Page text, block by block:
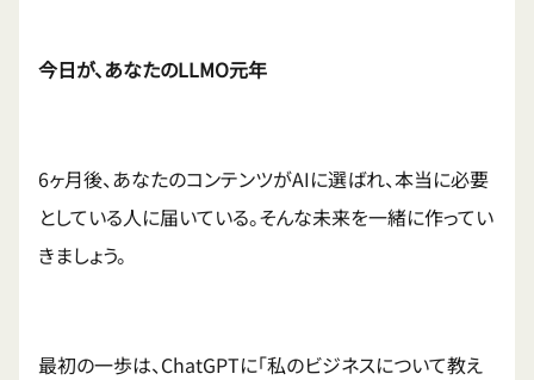
今日が、あなたのLLMO元年
6ヶ月後、あなたのコンテンツがAIに選ばれ、本当に必要
としている人に届いている。そんな未来を一緒に作ってい
きましょう。
最初の一歩は、ChatGPTに「私のビジネスについて教え